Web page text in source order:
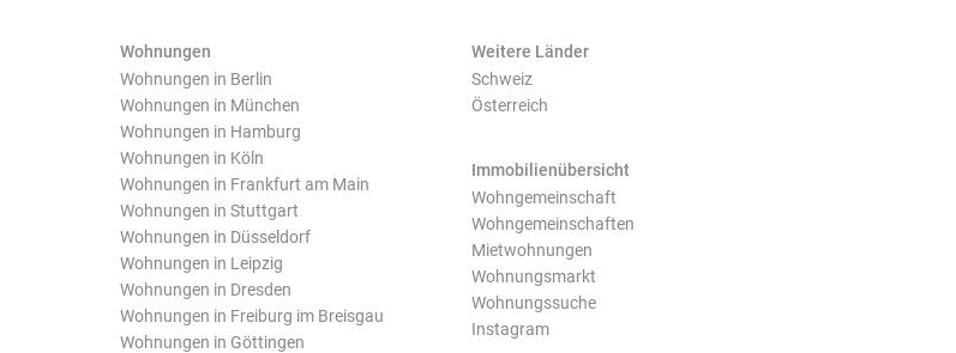
Wohnungen
Wohnungen in Berlin
Wohnungen in München
Wohnungen in Hamburg
Wohnungen in Köln
Wohnungen in Frankfurt am Main
Wohnungen in Stuttgart
Wohnungen in Düsseldorf
Wohnungen in Leipzig
Wohnungen in Dresden
Wohnungen in Freiburg im Breisgau
Wohnungen in Göttingen
Weitere Länder
Schweiz
Österreich
Immobilienübersicht
Wohngemeinschaft
Wohngemeinschaften
Mietwohnungen
Wohnungsmarkt
Wohnungssuche
Instagram